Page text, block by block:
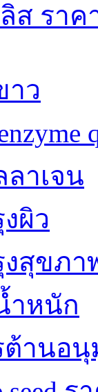
ส ราค
าว
ลาเจน
ผิว
งสุขภา
ำหนัก
ต้านอ